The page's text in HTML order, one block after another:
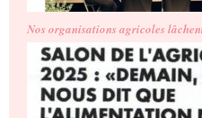
Nos organisations agricoles